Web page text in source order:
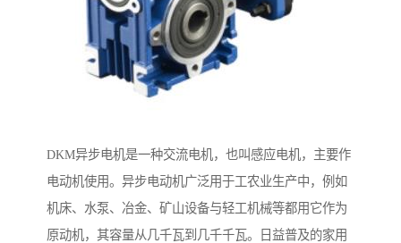
DKM异步电机是一种交流电机，也叫感应电机，主要作
电动机使用。异步电动机广泛用于工农业生产中，例如
机床、水泵、冶金、矿山设备与轻工机械等都用它作为
原动机，其容量从几千瓦到几千千瓦。日益普及的家用